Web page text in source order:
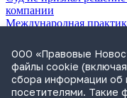
компании
Международная
Дроны могут начать
ПДД
Практика
, 15:41
ООО «Правовые
файлы cookie
сбора информации об
посетителями. Такие